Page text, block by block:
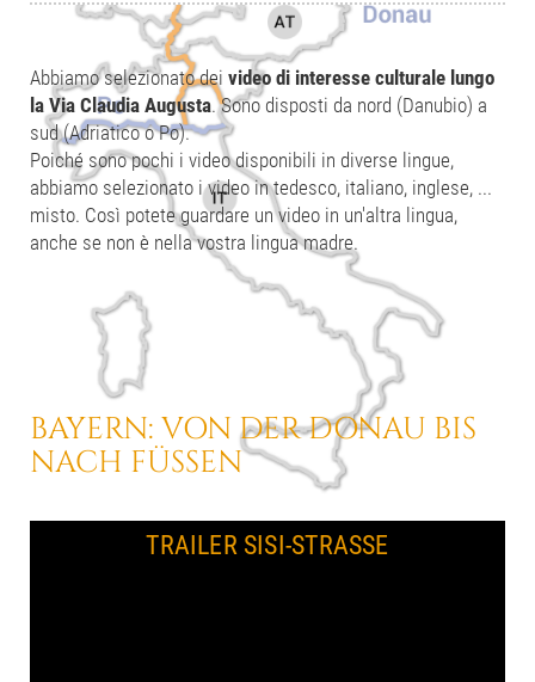
Abbiamo selezionato dei video di interesse culturale lungo
la Via Claudia Augusta. Sono disposti da nord (Danubio) a
sud (Adriatico o Po).
Poiché sono pochi i video disponibili in diverse lingue,
abbiamo selezionato i video in tedesco, italiano, inglese, ...
misto. Così potete guardare un video in un'altra lingua,
anche se non è nella vostra lingua madre.
BAYERN: VON DER DONAU BIS
NACH FÜSSEN
TRAILER SISI-STRASSE